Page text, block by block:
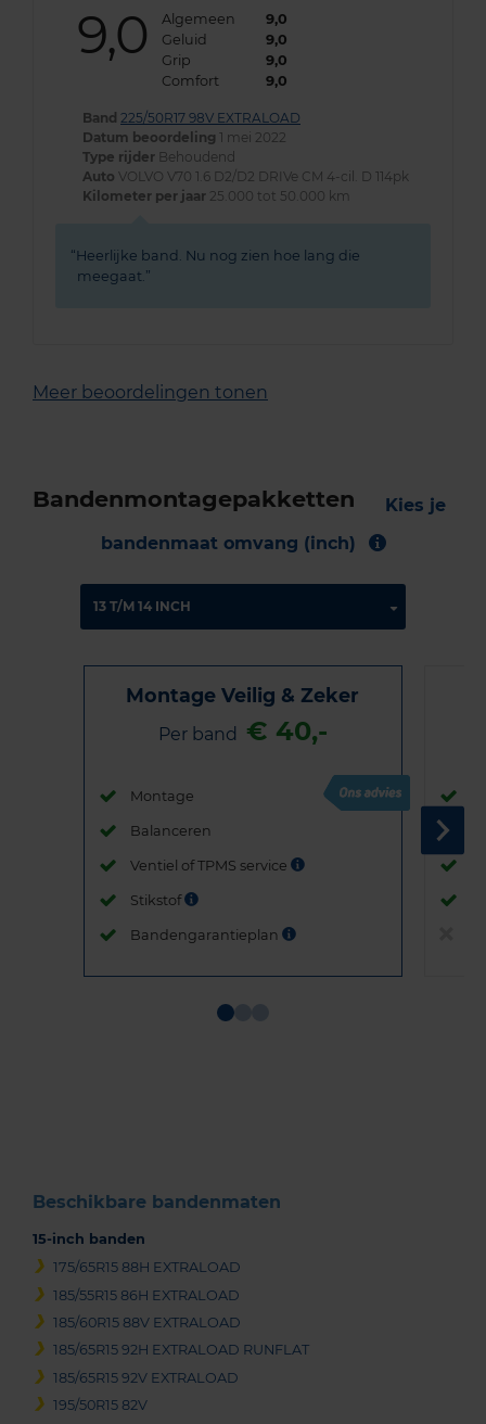
9,0 Algemeen
9,0
Geluid
9,0
Grip
9,0
Comfort
9,0
Band 225/50R17 98V EXTRALOAD
Datum beoordeling 1 mei 2022
Type rijder Behoudend
Auto VOLVO V70 1.6 D2/D2 DRIVe CM 4-cil. D 114pk
Kilometer per jaar 25.000 tot 50.000 km
Heerlijke band. Nu nog zien hoe lang die
meegaat.
Meer beoordelingen tonen
Bandenmontagepakketten
Kies je
bandenmaat omvang (inch)
Montage Veilig & Zeker
Per band € 40,-
Montage
Balanceren
Ventiel of TPMS service
Stikstof
Bandengarantieplan
Beschikbare bandenmaten
15-inch banden
175/65R15 88H EXTRALOAD
185/55R15 86H EXTRALOAD
185/60R15 88V EXTRALOAD
185/65R15 92H EXTRALOAD RUNFLAT
185/65R15 92V EXTRALOAD
195/50R15 82V